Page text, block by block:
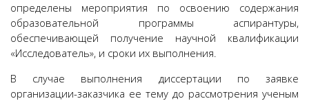
определены мероприятия по освоению содержания
образовательной программы аспирантуры,
обеспечивающей получение научной квалификации
«Исследователь», и сроки их выполнения.
В случае выполнения диссертации по заявке
организации-заказчика ее тему до рассмотрения ученым